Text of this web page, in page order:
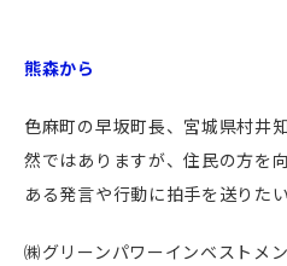
熊森から
色麻町の早坂町長、宮城県村井
然ではありますが、住民の方を
ある発言や行動に拍手を送りた
㈱グリーンパワーインベストメ